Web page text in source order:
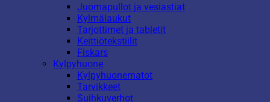
Juomapullot ja vesiastiat
Kylmälaukut
Tarjottimet ja tabletit
Keittiötekstiilit
Fiskars
Kylpyhuone
Kylpyhuonematot
Tarvikkeet
Suihkuverhot